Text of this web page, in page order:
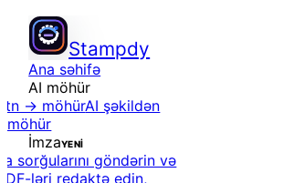
Stampdy
Ana səhifə
AI möhür
→ möhürAI şəkildən
möhür
İmzaYENİ
sorğularını göndərin və
ləri redaktə edin,